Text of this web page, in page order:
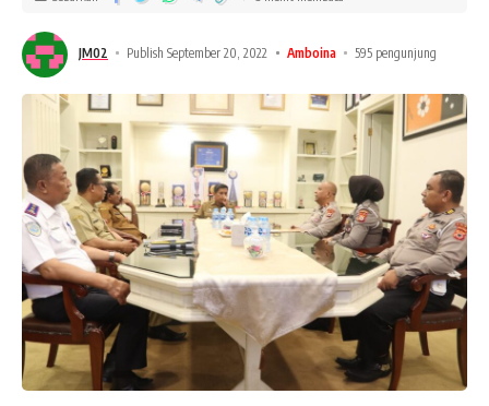
JM02 Publish September 20, 2022 Amboina 595 pengunjung